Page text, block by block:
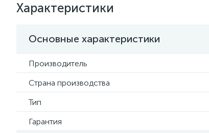
Характеристики
Основные характеристики
Производитель
Страна производства
Тип
Гарантия